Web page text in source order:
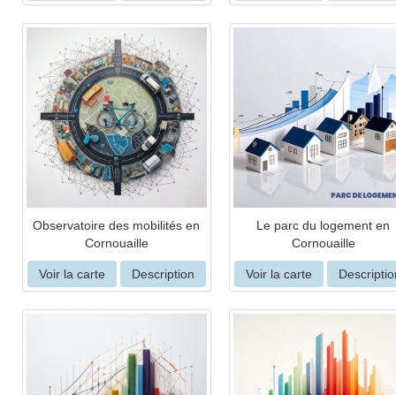
Observatoire des mobilités en
Cornouaille
Voir la carte Description
Le parc du logement en
Cornouaille
Voir la carte